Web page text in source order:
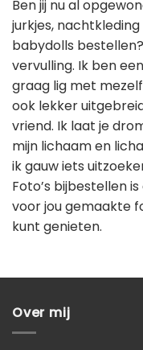
Ben jij nu al
jurkjes,
babydolls
vervulling. Ik ben
graag lig met
ook lekker
vriend. Ik laat je
mijn lichaam en
ik gauw iets
Foto’s bijbestellen
voor jou gemaakte
kunt genieten.
Over mij